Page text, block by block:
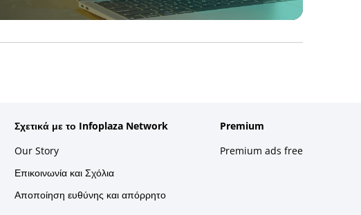
Σχετικά με το Infoplaza Network
Our Story
Επικοινωνία και Σχόλια
Αποποίηση ευθύνης και απόρρητο
Premium
Premium ads free